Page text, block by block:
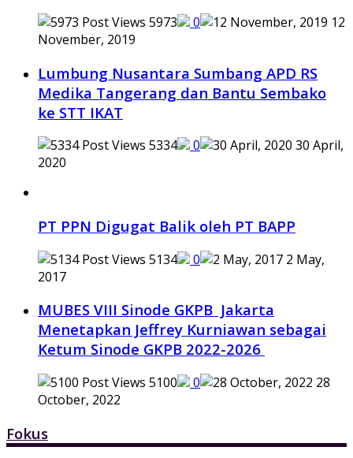
5973 0
12
November, 2019
Lumbung Nusantara Sumbang APD RS
Medika Tangerang dan Bantu Sembako
ke STT IKAT
5334 0
30 April,
2020
PT PPN Digugat Balik oleh PT BAPP
5134 0
2 May,
2017
MUBES VIII Sinode GKPB Jakarta
Menetapkan Jeffrey Kurniawan sebagai
Ketum Sinode GKPB 2022-2026
5100 0
28
October, 2022
Fokus